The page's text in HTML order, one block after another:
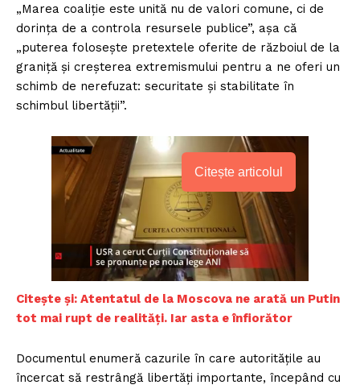
„Marea coaliție este unită nu de valori comune, ci de
dorința de a controla resursele publice”, așa că
„puterea folosește pretextele oferite de războiul de la
graniță și creșterea extremismului pentru a ne oferi un
schimb de nerefuzat: securitate și stabilitate în
schimbul libertății”.
Citește articolul
Citește și: Atentatul de la Moscova ne arată un Putin
tot mai rupt de realități. Iar asta e înfiorător
Documentul enumeră cazurile în care autoritățile au
încercat să restrângă libertăți importante, începând cu